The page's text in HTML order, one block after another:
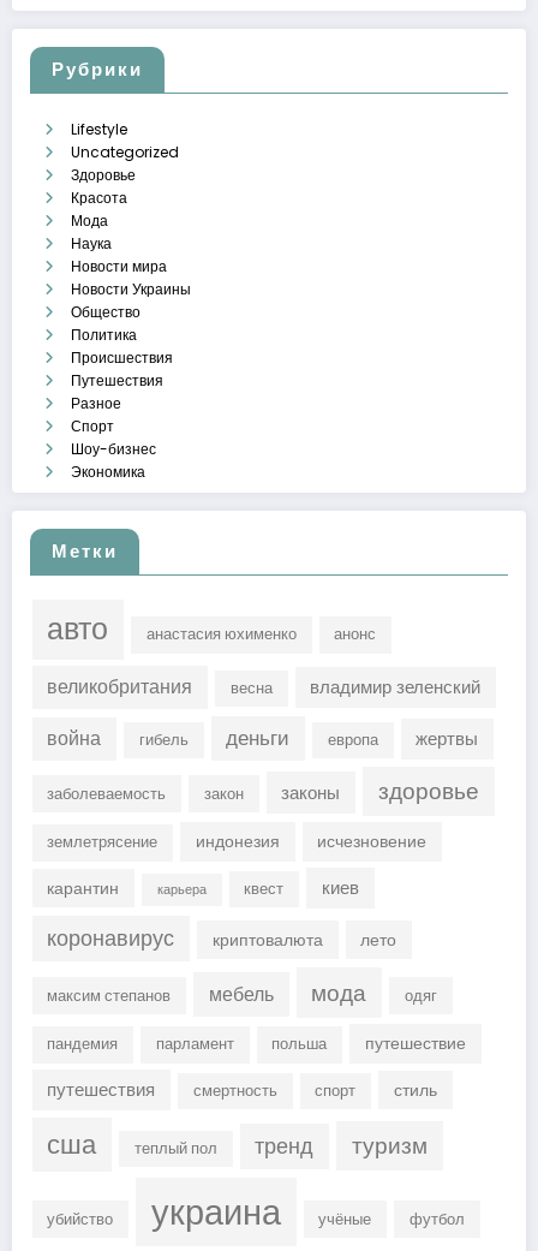
Рубрики
Lifestyle
Uncategorized
Здоровье
Красота
Мода
Наука
Новости мира
Новости Украины
Общество
Политика
Происшествия
Путешествия
Разное
Спорт
Шоу-бизнес
Экономика
Метки
авто анастасия юхименко анонс
великобритания весна владимир зеленский
война гибель деньги европа жертвы
заболеваемость закон законы здоровье
землетрясение индонезия
исчезновение
карантин
карьера квест киев
коронавирус криптовалюта лето
максим степанов мебель мода одяг
пандемия парламент польша путешествие
путешествия смертность спорт стиль
сша теплый пол тренд туризм
убийство украина учёные футбол